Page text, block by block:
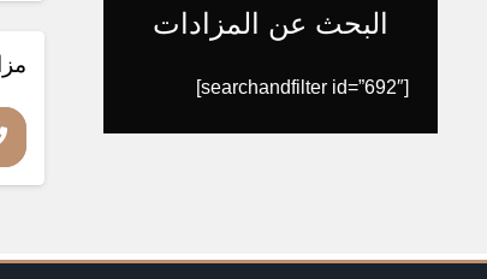
البحث عن المزادات
[searchandfilter id=”692″]